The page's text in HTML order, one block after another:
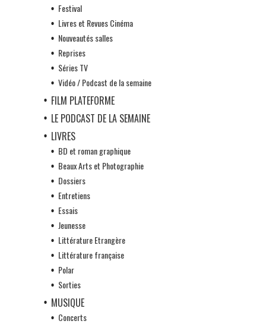
Festival
Livres et Revues Cinéma
Nouveautés salles
Reprises
Séries TV
Vidéo / Podcast de la semaine
FILM PLATEFORME
LE PODCAST DE LA SEMAINE
LIVRES
BD et roman graphique
Beaux Arts et Photographie
Dossiers
Entretiens
Essais
Jeunesse
Littérature Etrangère
Littérature française
Polar
Sorties
MUSIQUE
Concerts